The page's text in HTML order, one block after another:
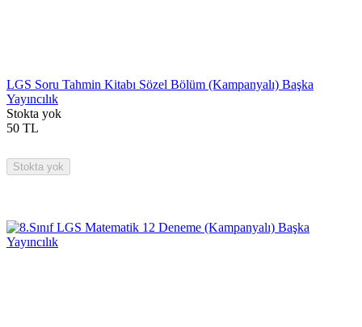
LGS Soru Tahmin Kitabı Sözel Bölüm (Kampanyalı) Başka
Yayıncılık
Stokta yok
50 TL
Stokta yok